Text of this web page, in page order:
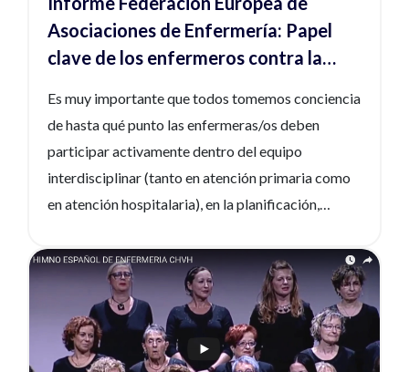
Asociaciones de Enfermería: Papel
clave de los enfermeros contra la
Es muy importante que todos tomemos conciencia
de hasta qué punto las enfermeras/os deben
participar activamente dentro del equipo
interdisciplinar (tanto en atención primaria como
en atención hospitalaria), en la planificación,
reducción del problema. En la página 16 queda
reflejado el enlace al vídeo que elaboramos el
pasado octubre desde el CGE, gracias al trabajo y
apoyo del Departamento de Comunicación, para
mostrar nuestro compromiso en la prevención de
Ver noticia